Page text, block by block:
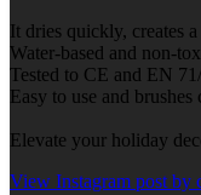
It dries quickly, creates
Water-based and non-
Tested to CE and EN
Easy to use and
Elevate your holiday
View Instagram post by